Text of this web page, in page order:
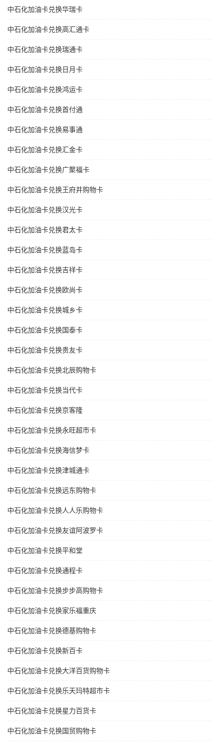
中石化加油卡兑换华瑞卡
中石化加油卡兑换高汇通卡
中石化加油卡兑换瑞通卡
中石化加油卡兑换日月卡
中石化加油卡兑换鸿运卡
中石化加油卡兑换首付通
中石化加油卡兑换易事通
中石化加油卡兑换汇金卡
中石化加油卡兑换广聚福卡
中石化加油卡兑换王府井购物卡
中石化加油卡兑换汉光卡
中石化加油卡兑换君太卡
中石化加油卡兑换蓝岛卡
中石化加油卡兑换吉祥卡
中石化加油卡兑换欧尚卡
中石化加油卡兑换城乡卡
中石化加油卡兑换国泰卡
中石化加油卡兑换贵友卡
中石化加油卡兑换北辰购物卡
中石化加油卡兑换当代卡
中石化加油卡兑换京客隆
中石化加油卡兑换永旺超市卡
中石化加油卡兑换海信梦卡
中石化加油卡兑换津城通卡
中石化加油卡兑换远东购物卡
中石化加油卡兑换人人乐购物卡
中石化加油卡兑换友谊阿波罗卡
中石化加油卡兑换平和堂
中石化加油卡兑换通程卡
中石化加油卡兑换步步高购物卡
中石化加油卡兑换家乐福重庆
中石化加油卡兑换德基购物卡
中石化加油卡兑换新百卡
中石化加油卡兑换大洋百货购物卡
中石化加油卡兑换乐天玛特超市卡
中石化加油卡兑换星力百货卡
中石化加油卡兑换国贸购物卡